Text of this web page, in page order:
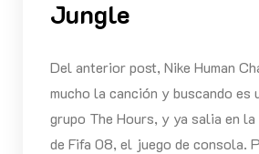
Jungle
Del anterior post, Nike Human
mucho la canción y buscando es
grupo The Hours, y ya salia en la
de Fifa 08, el juego de consola.